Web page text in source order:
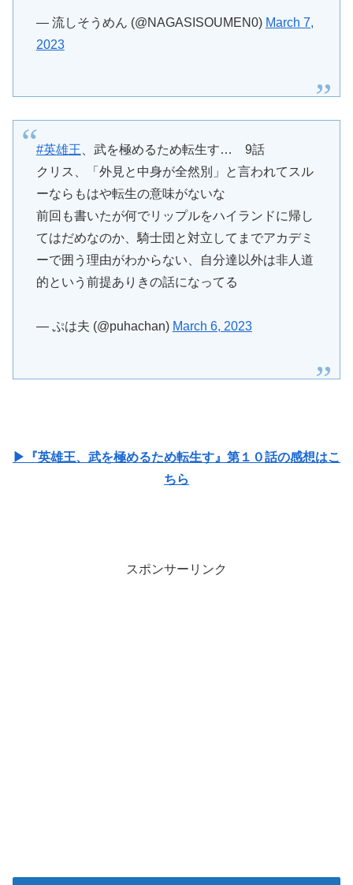
— 流しそうめん (@NAGASISOUMEN0) March 7,
2023
#英雄王 、武を極めるため転生す… 9話
クリス、「外見と中身が全然別」と言われてスル
ーならもはや転生の意味がないな
前回も書いたが何でリップルをハイランドに帰し
てはだめなのか、騎士団と対立してまでアカデミ
ーで囲う理由がわからない、自分達以外は非人道
的という前提ありきの話になってる
— ぷは夫 (@puhachan) March 6, 2023
▶『英雄王、武を極めるため転生す』第１０話の感想はこ
ちら
スポンサーリンク